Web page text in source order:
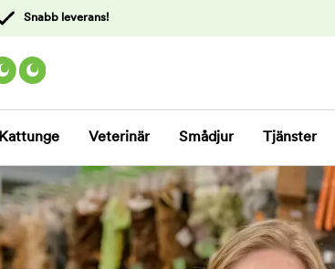
Snabb leverans!
Kattunge Veterinär Smådjur Tjänster